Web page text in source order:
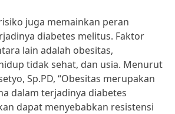
juga memainkan peran
diabetes melitus. Faktor
lain adalah obesitas,
tidak sehat, dan usia. Menurut
Sp.PD, “Obesitas merupakan
dalam terjadinya diabetes
dapat menyebabkan resistensi